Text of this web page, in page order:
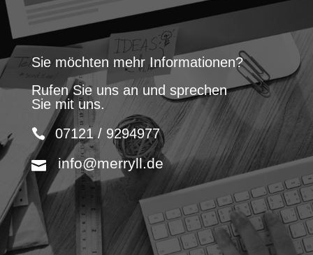
Sie möchten mehr Informationen?
Rufen Sie uns an und sprechen
Sie mit uns.
07121 / 9294977
info@merryll.de